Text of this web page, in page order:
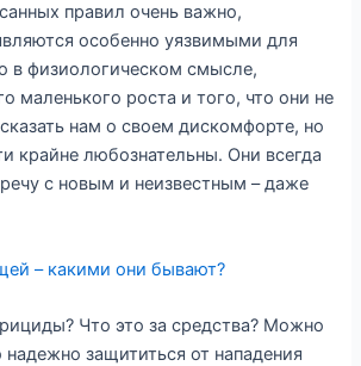
правил очень важно,
особенно уязвимыми для
в физиологическом смысле,
маленького роста и того, что они не
нам о своем дискомфорте, но
крайне любознательны. Они всегда
с новым и неизвестным – даже
– какими они бывают?
Что это за средства? Можно
защититься от нападения